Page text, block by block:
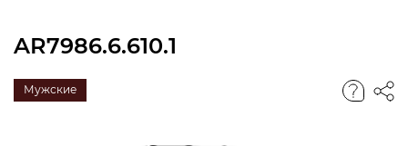
AR7986.6.610.1
Мужские